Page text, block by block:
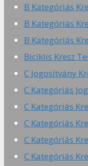
B Kategóriás
B Kategóriás
B Kategóriás
Biciklis Kresz
C Jogosítvány
C Kategóriás
C Kategóriás
C Kategóriás
C Kategóriás
C Kategóriás